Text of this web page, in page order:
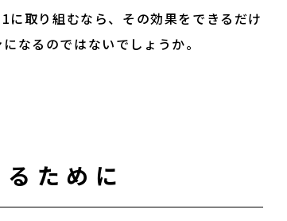
取り組むなら、その効果をできるだけ
なるのではないでしょうか。
ために